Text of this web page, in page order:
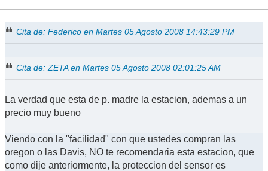
Cita de: Federico en Martes 05 Agosto 2008 14:43:29 PM
Cita de: ZETA en Martes 05 Agosto 2008 02:01:25 AM
La verdad que esta de p. madre la estacion, ademas a un
precio muy bueno
Viendo con la "facilidad" con que ustedes compran las
oregon o las Davis, NO te recomendaria esta estacion, que
como dije anteriormente, la proteccion del sensor es